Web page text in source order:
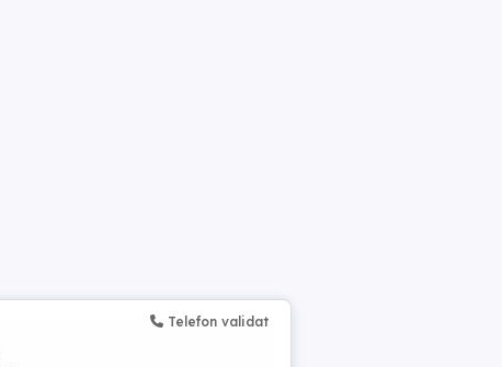
Telefon validat